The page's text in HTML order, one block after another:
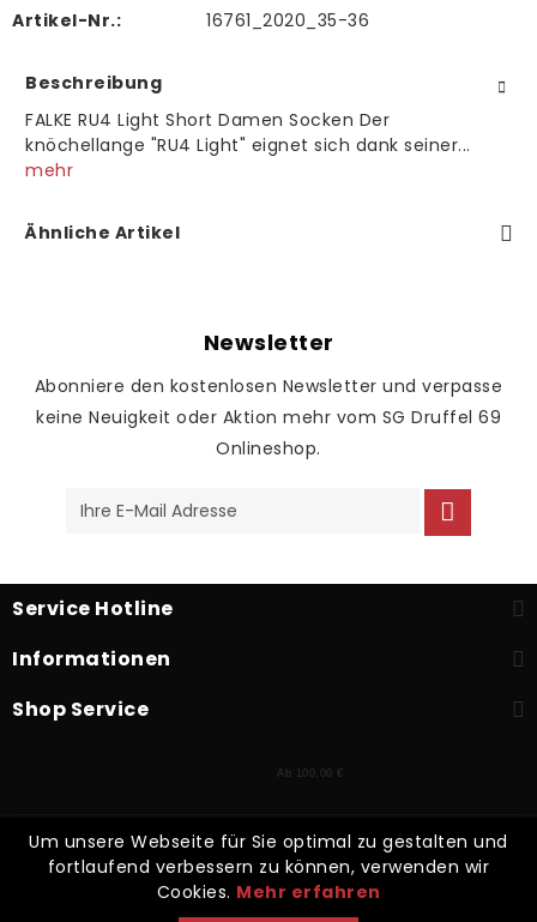
Artikel-Nr.: 16761_2020_35-36
Beschreibung
FALKE RU4 Light Short Damen Socken Der
knöchellange "RU4 Light" eignet sich dank seiner...
mehr
Ähnliche Artikel
Newsletter
Abonniere den kostenlosen Newsletter und verpasse
keine Neuigkeit oder Aktion mehr vom SG Druffel 69
Onlineshop.
Service Hotline
Informationen
Shop Service
Ab 100,00 €
* Alle Preise inkl. gesetzl. Mehrwertsteuer zzgl. Versandkosten
ggf. Nachnahmegebühren, wenn nicht anders beschrieben
Um unsere Webseite für Sie optimal zu gestalten und
fortlaufend verbessern zu können, verwenden wir
Cookies. Mehr erfahren